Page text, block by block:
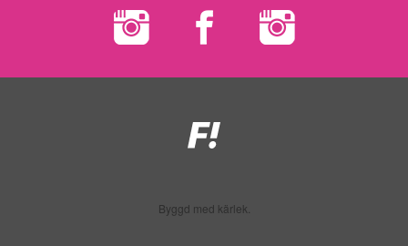
Feministiskt
initiativ
Byggd med kärlek.